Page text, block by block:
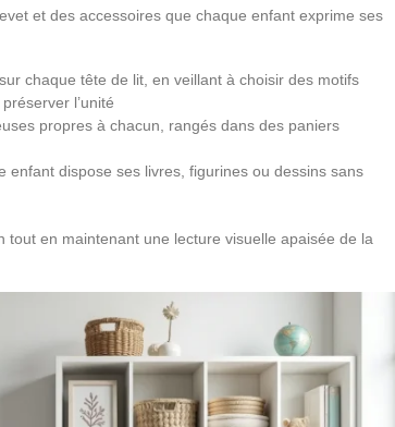
et des accessoires que chaque enfant exprime ses
chaque tête de lit, en veillant à choisir des motifs
l’unité
propres à chacun, rangés dans des paniers
enfant dispose ses livres, figurines ou dessins sans
en maintenant une lecture visuelle apaisée de la